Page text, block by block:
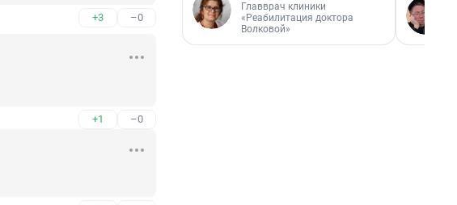
+3 –0
+1 –0
Главврач клиники
«Реабилитация доктора
Волковой»